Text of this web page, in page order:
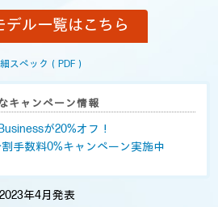
む.
同
ー
リ
ン
ク。
デル一覧はこちら
スペック（PDF）
キャンペーン情報
が20%オフ！
手数料0%キャンペーン実施中
2023年4月発表